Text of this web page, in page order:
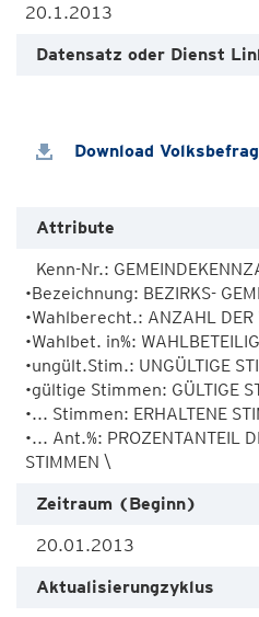
20.1.2013
Datensatz oder Dienst
Download
Attribute
Kenn-Nr.:
•Bezeichnung: BEZIRKS-
•Wahlberecht.: ANZAHL DER
•Wahlbet. in%:
•ungült.Stim.: UNGÜLTIGE
•gültige Stimmen: GÜLTIGE
•... Stimmen: ERHALTENE
•... Ant.%: PROZENTANTEIL
STIMMEN \
Zeitraum (Beginn)
20.01.2013
Aktualisierungzyklus